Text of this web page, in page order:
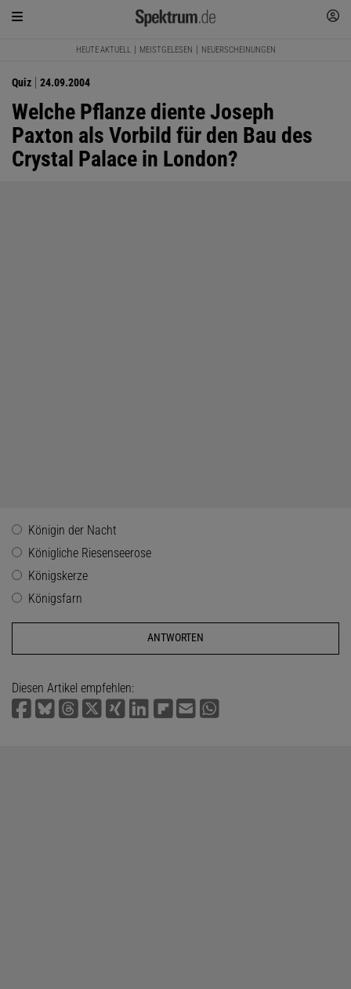
HEUTE AKTUELL MEISTGELESEN NEUERSCHEINUNGEN
Quiz 24.09.2004
Welche Pflanze diente Joseph
Paxton als Vorbild für den Bau des
Crystal Palace in London?
Königin der Nacht
Königliche Riesenseerose
Königskerze
Königsfarn
Diesen Artikel empfehlen: